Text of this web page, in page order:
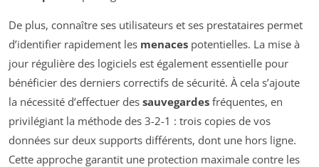
De plus, connaître ses utilisateurs et ses prestataires permet
d’identifier rapidement les menaces potentielles. La mise à
jour régulière des logiciels est également essentielle pour
bénéficier des derniers correctifs de sécurité. À cela s’ajoute
la nécessité d’effectuer des sauvegardes fréquentes, en
privilégiant la méthode des 3-2-1 : trois copies de vos
données sur deux supports différents, dont une hors ligne.
Cette approche garantit une protection maximale contre les